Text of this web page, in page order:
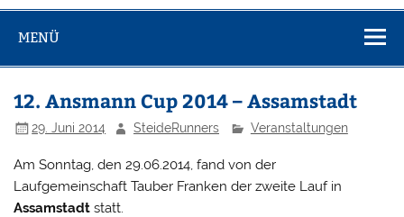
MENÜ
12. Ansmann Cup 2014 – Assamstadt
29. Juni 2014 SteideRunners Veranstaltungen
Am Sonntag, den 29.06.2014, fand von der
Laufgemeinschaft Tauber Franken der zweite Lauf in
Assamstadt statt.